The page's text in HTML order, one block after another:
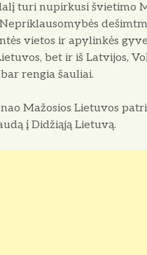
turi nu­pirkusi švietimo
vietos ir apylinkės
bet ir iš Latvijos,
rengia šauliai.
Mažosios Lietuvos
į Didžiąją Lietuvą.